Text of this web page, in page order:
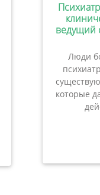
ведущий
Люди
которые